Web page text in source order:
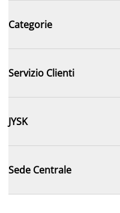
Categorie
Servizio Clienti
JYSK
Sede Centrale